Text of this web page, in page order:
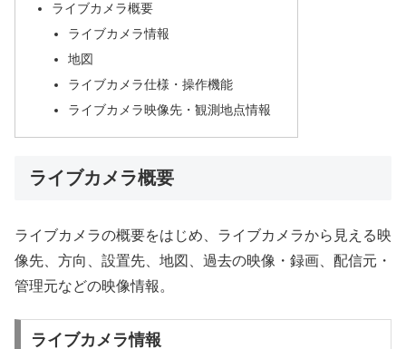
ライブカメラ概要
ライブカメラ情報
地図
ライブカメラ仕様・操作機能
ライブカメラ映像先・観測地点情報
ライブカメラ概要
ライブカメラの概要をはじめ、ライブカメラから見える映
像先、方向、設置先、地図、過去の映像・録画、配信元・
管理元などの映像情報。
ライブカメラ情報